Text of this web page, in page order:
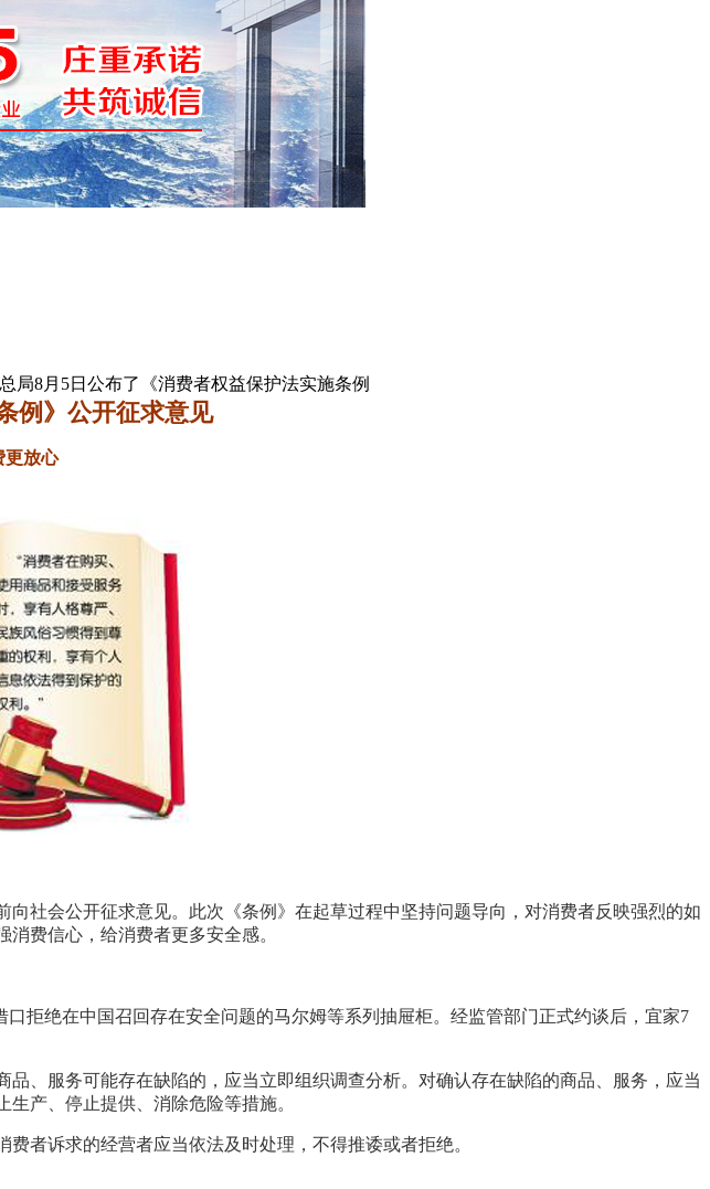
局8月5日公布了《消费者权益保护法实施条例
例》公开征求意见
更放心
社会公开征求意见。此次《条例》在起草过程中坚持问题导向，对消费者反映强烈的如
费信心，给消费者更多安全感。
拒绝在中国召回存在安全问题的马尔姆等系列抽屉柜。经监管部门正式约谈后，宜家7
、服务可能存在缺陷的，应当立即组织调查分析。对确认存在缺陷的商品、服务，应当
产、停止提供、消除危险等措施。
者诉求的经营者应当依法及时处理，不得推诿或者拒绝。